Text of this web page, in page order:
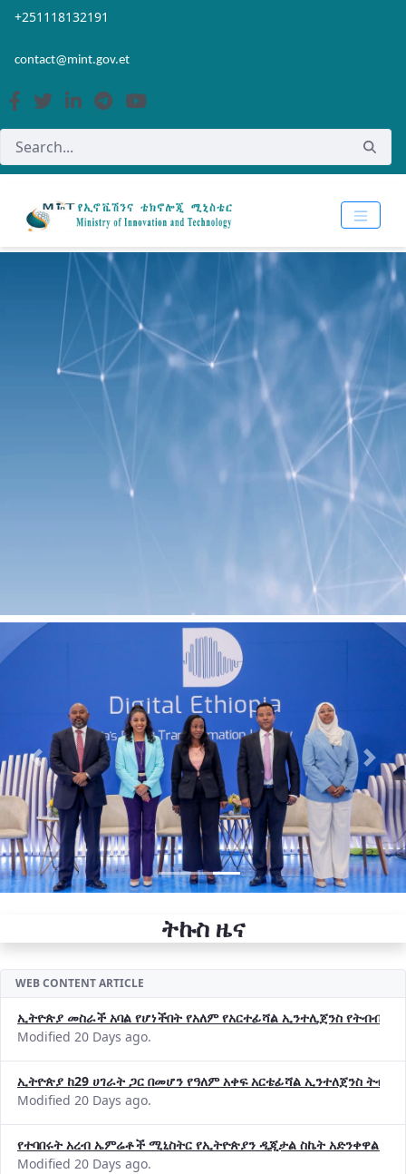
Skip to Main Content
Open Accessibility Menu
+251118132191
contact@mint.gov.et
Previous Next
ትኩስ ዜና
WEB CONTENT ARTICLE
ኢትዮጵያ መስራች አባል የሆነችበት የአለም የአርተፊሻል ኢንተሊጀንስ የትብብር
Modified 20 Days ago.
ኢትዮጵያ ከ29 ሀገራት ጋር በመሆን የዓለም አቀፍ አርቴፊሻል ኢንተለጀንስ
Modified 20 Days ago.
የተባበሩት አረብ ኤምሬቶች ሚኒስትር የኢትዮጵያን ዲጂታል ስኬት አድንቀዋል
Modified 20 Days ago.